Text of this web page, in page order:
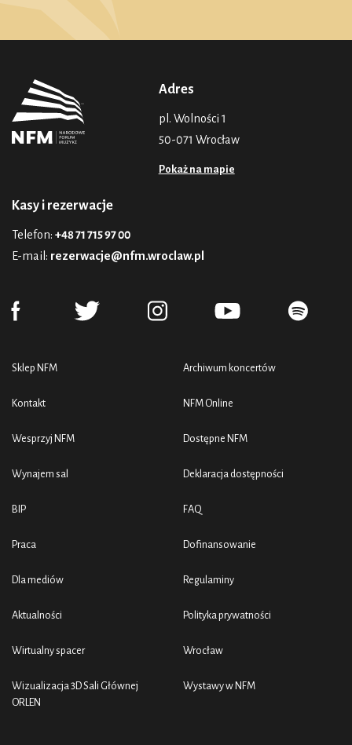
Adres
pl. Wolności 1
50-071 Wrocław
Pokaż na mapie
Kasy i rezerwacje
Telefon: +48 71 715 97 00
E-mail: rezerwacje@nfm.wroclaw.pl
Sklep NFM
Kontakt
Wesprzyj NFM
Wynajem sal
BIP
Praca
Dla mediów
Aktualności
Wirtualny spacer
Wizualizacja 3D Sali Głównej
ORLEN
Archiwum koncertów
NFM Online
Dostępne NFM
Deklaracja dostępności
FAQ
Dofinansowanie
Regulaminy
Polityka prywatności
Wrocław
Wystawy w NFM